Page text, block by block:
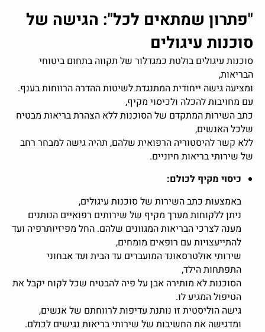
שמתאים לכל": הגישה של
עיגולים
בולטת כמגדלור של תקווה בתחום ביטוחי
ייחודית המתנגדת לשיטות ההדרה הרווחות בענף.
להכלה ולכיסוי מקיף,
המתקדם של הסוכנות ללא הצהרת בריאות מבטיח
להיסטוריה הרפואית שלהם, תהיה גישה למבחר רחב
בריאות חיוניים.
מקיף לכולם:
כתב השירות של סוכנות עיגולים,
מערך מקיף של שירותים רפואיים הנותנים
הבריאות המגוונים שלהם. החל מפיזיותרפיה ועד
עם רופאים מומחים,
אולטרסאונד המועברים עד הבית ועד אבחוני
הילד,
לא מותירה אבן על פיה להבטיח שכל לקוח יקבל את
המגיע לו.
זו נותנת עדיפות לרווחתם של אנשים,
את החשיבות של שירותי בריאות נגישים לכולם.